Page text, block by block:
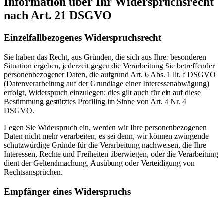
nach Art. 21 DSGVO
Einzelfallbezogenes Widerspruchsrecht
Sie haben das Recht, aus Gründen, die sich aus Ihrer besonderen
Situation ergeben, jederzeit gegen die Verarbeitung Sie betreffender
personenbezogener Daten, die aufgrund Art. 6 Abs. 1 lit. f DSGVO
(Datenverarbeitung auf der Grundlage einer Interessenabwägung)
erfolgt, Widerspruch einzulegen; dies gilt auch für ein auf diese
Bestimmung gestütztes Profiling im Sinne von Art. 4 Nr. 4
DSGVO.
Legen Sie Widerspruch ein, werden wir Ihre personenbezogenen
Daten nicht mehr verarbeiten, es sei denn, wir können zwingende
schutzwürdige Gründe für die Verarbeitung nachweisen, die Ihre
Interessen, Rechte und Freiheiten überwiegen, oder die Verarbeitung
dient der Geltendmachung, Ausübung oder Verteidigung von
Rechtsansprüchen.
Empfänger eines Widerspruchs